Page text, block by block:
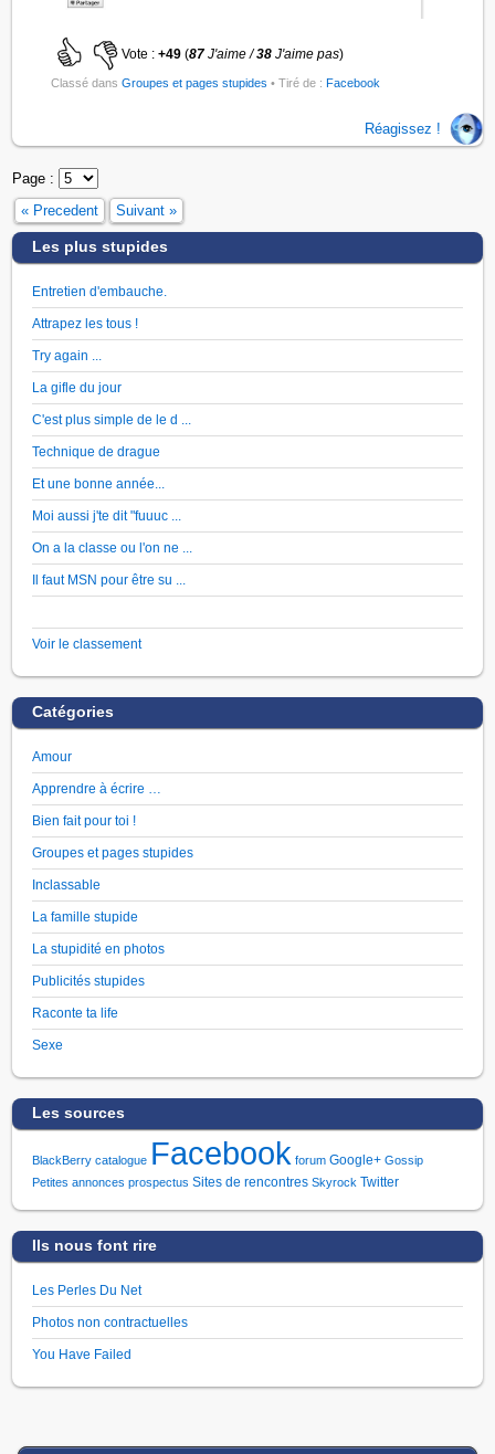
Vote :+49 (87J'aime /38 J'aime pas)
Classé dansGroupes et pages stupides • Tiré de :Facebook
Réagissez !
Page :
« Precedent
Suivant »
Les plus stupides
Entretien d'embauche.
Attrapez les tous !
Try again ...
La gifle du jour
C'est plus simple de le d ...
Technique de drague
Et une bonne année...
Moi aussi j'te dit "fuuuc ...
On a la classe ou l'on ne ...
Il faut MSN pour être su ...
Voir le classement
Catégories
Amour
Apprendre à écrire …
Bien fait pour toi !
Groupes et pages stupides
Inclassable
La famille stupide
La stupidité en photos
Publicités stupides
Raconte ta life
Sexe
Les sources
BlackBerry catalogue Facebook forum Google+ Gossip
Petites annonces prospectus Sites de rencontres Skyrock Twitter
Ils nous font rire
Les Perles Du Net
Photos non contractuelles
You Have Failed